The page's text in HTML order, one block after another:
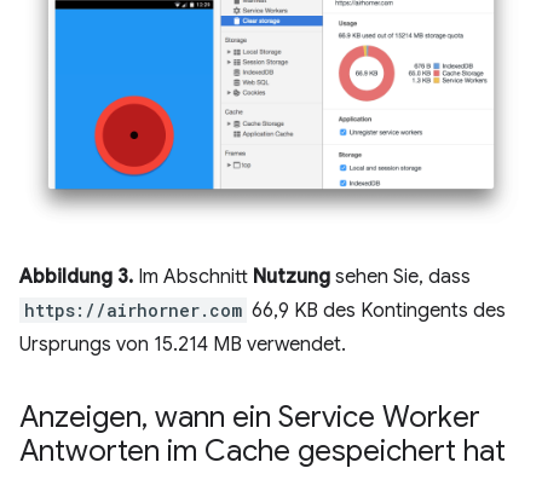
Abbildung 3. Im Abschnitt Nutzung sehen Sie, dass
https://airhorner.com 66,9 KB des Kontingents des
Ursprungs von 15.214 MB verwendet.
Anzeigen, wann ein Service Worker
Antworten im Cache gespeichert hat